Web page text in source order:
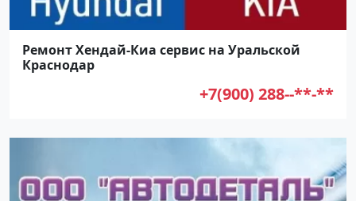
Ремонт Хендай-Киа сервис на Уральской
Краснодар
+7(900) 288--**-**